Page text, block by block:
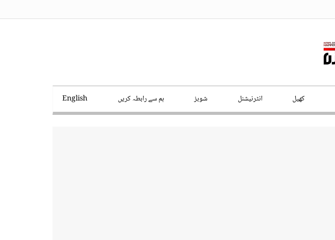
کھیل انٹرنیشنل شوبز ہم سے رابطہ کریں English